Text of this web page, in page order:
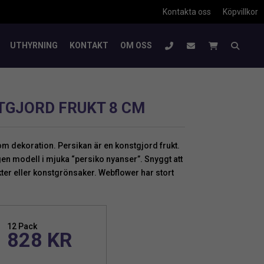
Köpvillkor
Kontakta oss
UTHYRNING KONTAKT OM OSS
FRUKT 8 CM
dekoration. Persikan är en konstgjord frukt.
modell i mjuka “persiko nyanser”. Snyggt att
eller konstgrönsaker. Webflower har stort
12 Pack
828 KR